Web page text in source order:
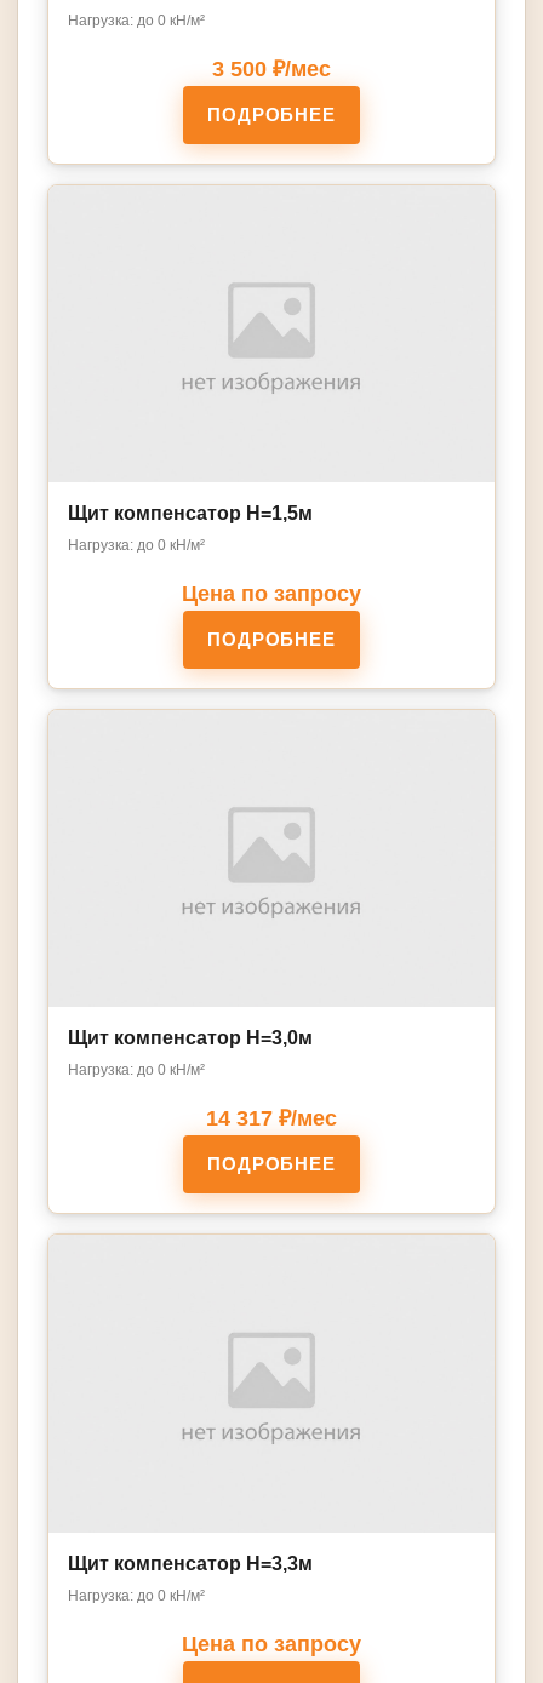
Нагрузка: до 0 кН/м²
3 500 ₽/мес
ПОДРОБНЕЕ
Щит компенсатор Н=1,5м
Нагрузка: до 0 кН/м²
Цена по запросу
ПОДРОБНЕЕ
Щит компенсатор Н=3,0м
Нагрузка: до 0 кН/м²
14 317 ₽/мес
ПОДРОБНЕЕ
Щит компенсатор Н=3,3м
Нагрузка: до 0 кН/м²
Цена по запросу